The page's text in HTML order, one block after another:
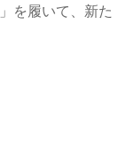
を履いて、新た